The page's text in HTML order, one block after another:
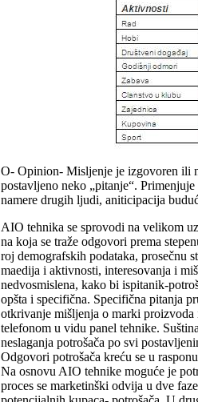
O- Opinion- Misljenje je izgovoren ili
postavljeno neko „pitanje“.
namere drugih ljudi, aniticipacija
AIO tehnika se sprovodi na velikom
na koja se traže odgovori prema
roj demografskih podataka, prosečnu
maedija i aktivnosti, interesovanja i
nedvosmislena, kako bi ispitanik-
opšta i specifična. Specifična pitanja
otkrivanje mišljenja o marki proizvoda
telefonom u vidu panel tehnike.
neslaganja potrošača po svi
Odgovori potrošača kreću se u
Na osnovu AIO tehnike moguće je
proces se marketinški odvija u dve